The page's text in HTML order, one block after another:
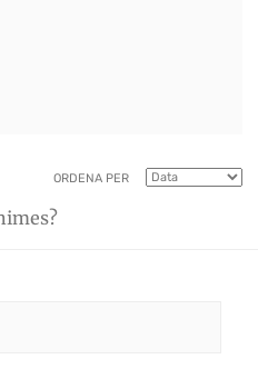
ORDENA PER